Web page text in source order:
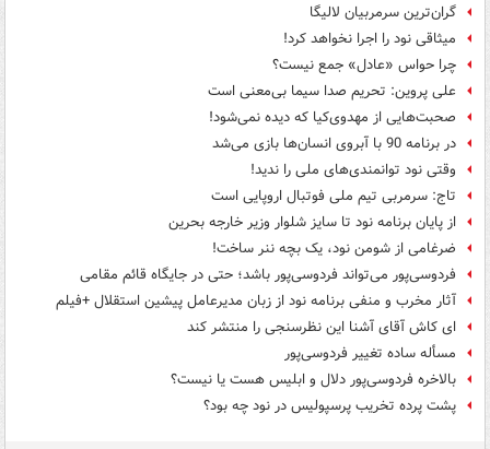
گران‌ترین سرمربیان لالیگا
میثاقی نود را اجرا نخواهد کرد!
چرا حواس «عادل» جمع نیست؟
علی پروین: تحریم صدا سیما بی‌معنی است
صحبت‌هایی از مهدوی‌کیا که دیده نمی‌شود!
در برنامه 90 با آبروی انسان‌ها بازی می‌شد
وقتی نود توانمندی‌های ملی را ندید!
تاج: سرمربی تیم ملی فوتبال اروپایی است
از پایان برنامه نود تا سایز شلوار وزیر خارجه بحرین
ضرغامی از شومن نود، یک بچه ننر ساخت!
فردوسی‌پور می‌تواند فردوسی‌پور باشد؛ حتی در جایگاه قائم مقامی
آثار مخرب و منفی برنامه نود از زبان مدیرعامل پیشین استقلال +فیلم
ای کاش آقای آشنا این نظرسنجی را منتشر کند
مسأله ساده تغییر فردوسی‌پور
بالاخره فردوسی‌پور دلال و ابلیس هست یا نیست؟
پشت پرده تخریب پرسپولیس در نود چه بود؟